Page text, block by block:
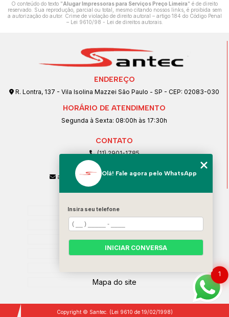
O conteúdo do texto "Alugar Impressoras para Serviços Preço Limeira" é de direito
reservado. Sua reprodução, parcial ou total, mesmo citando nossos links, é proibida sem
a autorização do autor. Crime de violação de direito autoral – artigo 184 do Código Penal
–
Lei 9610/98 - Lei de direitos autorais.
ENDEREÇO
R. Lontra, 137 - Vila Isolina Mazzei São Paulo - SP - CEP: 02083-030
HORÁRIO DE ATENDIMENTO
Segunda à Sexta: 08:00h às 17:30h
CONTATO
(11) 2901-1785
(11) 99239-1832
atendimento@santeccopiadoras.com.br
Home
Empresa
SERVIÇOS
Contato
Mapa do site
Copyright © Santec. (Lei 9610 de 19/02/1998)
1
Olá! Fale agora pelo WhatsApp
Insira seu telefone
INICIAR CONVERSA